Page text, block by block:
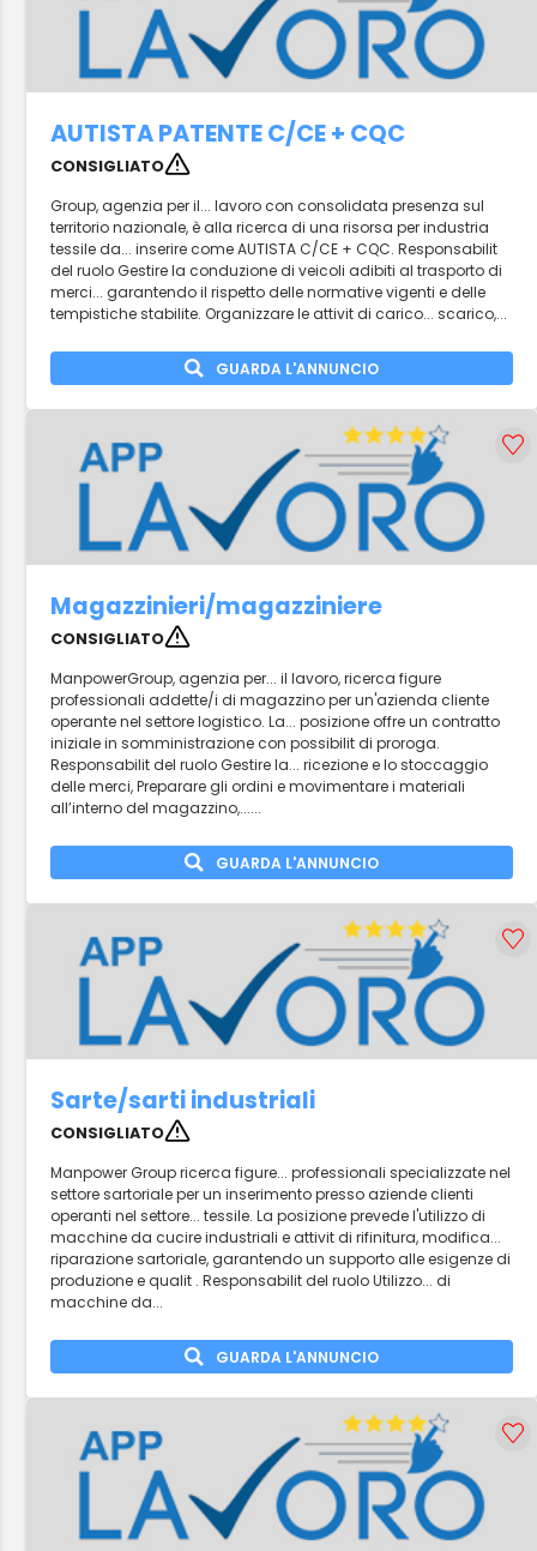
AUTISTA PATENTE C/CE + CQC
CONSIGLIATO
Group, agenzia per il... lavoro con consolidata presenza sul
territorio nazionale, è alla ricerca di una risorsa per industria
tessile da... inserire come AUTISTA C/CE + CQC. Responsabilit
del ruolo Gestire la conduzione di veicoli adibiti al trasporto di
merci... garantendo il rispetto delle normative vigenti e delle
tempistiche stabilite. Organizzare le attivit di carico... scarico,...
GUARDA L'ANNUNCIO
Magazzinieri/magazziniere
CONSIGLIATO
ManpowerGroup, agenzia per... il lavoro, ricerca figure
professionali addette/i di magazzino per un'azienda cliente
operante nel settore logistico. La... posizione offre un contratto
iniziale in somministrazione con possibilit di proroga.
Responsabilit del ruolo Gestire la... ricezione e lo stoccaggio
delle merci, Preparare gli ordini e movimentare i materiali
all’interno del magazzino,......
GUARDA L'ANNUNCIO
Sarte/sarti industriali
CONSIGLIATO
Manpower Group ricerca figure... professionali specializzate nel
settore sartoriale per un inserimento presso aziende clienti
operanti nel settore... tessile. La posizione prevede l'utilizzo di
macchine da cucire industriali e attivit di rifinitura, modifica...
riparazione sartoriale, garantendo un supporto alle esigenze di
produzione e qualit . Responsabilit del ruolo Utilizzo... di
macchine da...
GUARDA L'ANNUNCIO